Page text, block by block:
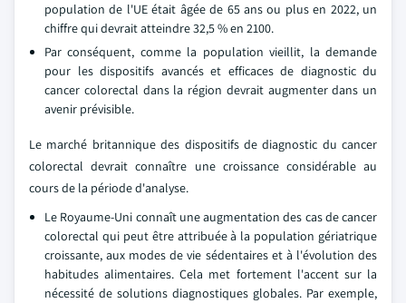
population de l'UE était âgée de 65 ans ou plus en 2022, un
chiffre qui devrait atteindre 32,5 % en 2100.
Par conséquent, comme la population vieillit, la demande
pour les dispositifs avancés et efficaces de diagnostic du
cancer colorectal dans la région devrait augmenter dans un
avenir prévisible.
Le marché britannique des dispositifs de diagnostic du cancer
colorectal devrait connaître une croissance considérable au
cours de la période d'analyse.
Le Royaume-Uni connaît une augmentation des cas de cancer
colorectal qui peut être attribuée à la population gériatrique
croissante, aux modes de vie sédentaires et à l'évolution des
habitudes alimentaires. Cela met fortement l'accent sur la
nécessité de solutions diagnostiques globales. Par exemple,